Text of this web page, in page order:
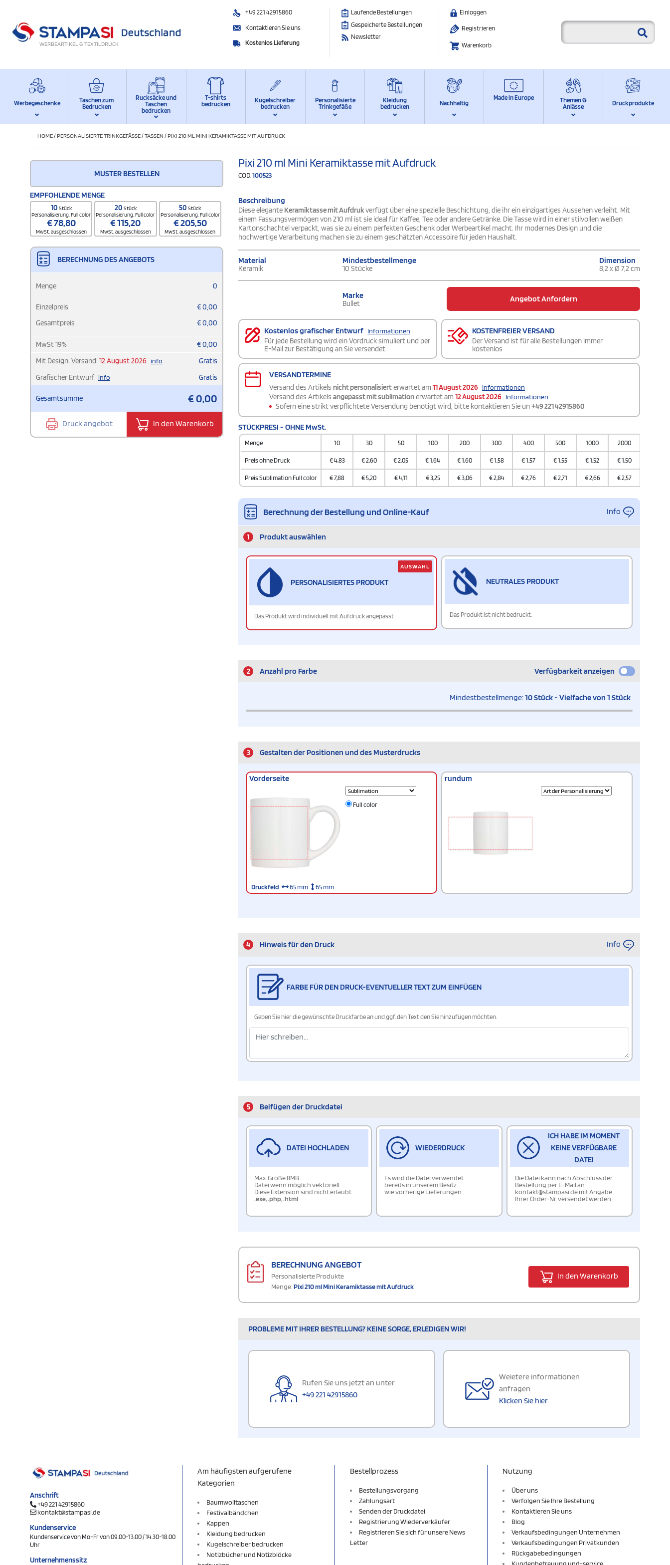
WERBEARTIKEL & TEXTILDRUCK
+49 221 42915860
Kontaktieren Sie uns
Kostenlos Lieferung
Laufende Bestellungen
Gespeicherte Bestellungen
Newsletter
Einloggen
Registrieren
Warenkorb
Werbegeschenke
Taschen zum
Bedrucken
Rucksäcke und
Taschen
bedrucken
T-shirts
bedrucken
Kugelschreiber
bedrucken
Personalisierte
Trinkgefäße
Kleidung
bedrucken
Nachhaltig
Made in Europe
Themen &
Anlässe
Druckprodukte
HOME/PERSONALISIERTE TRINKGEFÄSSE /TASSEN /PIXI 210 ML MINI KERAMIKTASSE MIT AUFDRUCK
MUSTER BESTELLEN
EMPFOHLENDE MENGE
10 Stück
Personalisierung. Full color
€78,80
MwSt. ausgeschlossen
20 Stück
Personalisierung. Full color
€115,20
MwSt. ausgeschlossen
50Stück
Personalisierung. Full color
€205,50
MwSt. ausgeschlossen
BERECHNUNG DES ANGEBOTS
Menge 0
Einzelpreis €0,00
Gesamtpreis
€0,00
MwSt19% €0,00
Mit Design. Versand: 12 August 2026 info
Gratis
Grafischer Entwurf info Gratis
Gesamtsumme €0,00
Druck angebot In den Warenkorb
Pixi 210 ml Mini Keramiktasse mit Aufdruck
COD.100523
Beschreibung
Diese elegante Keramiktasse mit Aufdrukverfügt über eine spezielle Beschichtung, die ihr ein einzigartiges Aussehen verleiht. Mit
einem Fassungsvermögen von 210 ml ist sie ideal für Kaffee, Tee oder andere Getränke. Die Tasse wird in einer stilvollen weißen
Kartonschachtel verpackt, was sie zu einem perfekten Geschenk oder Werbeartikel macht. Ihr modernes Design und die
hochwertige Verarbeitung machen sie zu einem geschätzten Accessoire für jeden Haushalt.
Material
Keramik
Mindestbestellmenge
10 Stücke
Dimension
8,2 x Ø 7,2 cm
Marke
Bullet Angebot Anfordern
Kostenlos grafischer Entwurf Informationen
Für jede Bestellung wird ein Vordruck simuliert und per
E-Mail zur Bestätigung an Sie versendet.
KOSTENFREIER VERSAND
Der Versand ist für alle Bestellungen immer
kostenlos
VERSANDTERMINE
Versand des Artikels nicht personalisierterwartet am 11 August 2026 Informationen
Versand des Artikels angepasst mit sublimationerwartet am 12 August 2026 Informationen
Sofern eine strikt verpflichtete Versendung benötigt wird, bitte kontaktieren Sie un+49 221 42915860
STÜCKPRESI - OHNE MwSt.
Menge 10 30 50 100 200 300 400 500 1000 2000
Preis ohne Druck €4,83 €2,60 €2,05 €1,64 €1,60 €1,58 €1,57 €1,55 €1,52 €1,50
Preis Sublimation Full color €7,88 €5,20 €4,11 €3,25 €3,06 €2,84 €2,76 €2,71 €2,66 €2,57
Berechnung der Bestellung und Online-Kauf Info
1 Produkt auswählen
PERSONALISIERTES PRODUKT
Das Produkt wird individuell mit Aufdruck angepasst
AUSWAHL
NEUTRALES PRODUKT
Das Produkt ist nicht bedruckt.
2 Anzahl pro Farbe Verfügbarkeit anzeigen
Mindestbestellmenge:10 Stück - Vielfache von 1 Stück
3 Gestalten der Positionen und des Musterdrucks
Vorderseite
Full color
Druckfeld: 65 mm 65 mm
rundum
4 Hinweis für den Druck Info
FARBE FÜR DEN DRUCK-EVENTUELLER TEXT ZUM EINFÜGEN
Geben Sie hier die gewünschte Druckfarbe an und ggf. den Text den Sie hinzufügen möchten.
5 Beifügen der Druckdatei
DATEI HOCHLADEN
Max. Größe 8MB
Datei wenn möglich vektoriell
Diese Extension sind nicht erlaubt:
.exe,.php,.html
WIEDERDRUCK
Es wird die Datei verwendet
bereits in unserem Besitz
wie vorherige Lieferungen.
ICH HABE IM MOMENT
KEINE VERFÜGBARE
DATEI
Die Datei kann nach Abschluss der
Bestellung per E-Mail an
kontakt@stampasi.de mit Angabe
Ihrer Order-Nr. versendet werden.
BERECHNUNG ANGEBOT
Personalisierte Produkte
Menge:Pixi 210 ml Mini Keramiktasse mit Aufdruck
In den Warenkorb
PROBLEME MIT IHRER BESTELLUNG? KEINE SORGE, ERLEDIGEN WIR!
Rufen Sie uns jetzt an unter
+49 221 42915860
Weietere informationen
anfragen
Klicken Sie hier
Anschrift
+49 221 42915860
kontakt@stampasi.de
Kundenservice
Kundenservice von Mo-Fr von 09.00-13.00 / 14.30-18.00
Uhr
Unternehmenssitz
Am häufigsten aufgerufene
Kategorien
Baumwolltaschen
Festivalbändchen
Kappen
Kleidung bedrucken
Kugelschreiber bedrucken
Notizbücher und Notizblöcke
Bestellprozess
Bestellungsvorgang
Zahlungsart
Senden der Druckdatei
Registrierung Wiederverkäufer
Registrieren Sie sich für unsere News
Letter
Nutzung
Über uns
Verfolgen Sie Ihre Bestellung
Kontaktieren Sie uns
Blog
Verkaufsbedingungen Unternehmen
Verkaufsbedingungen Privatkunden
Rückgabebedingungen
Kundenbetreuung und-service